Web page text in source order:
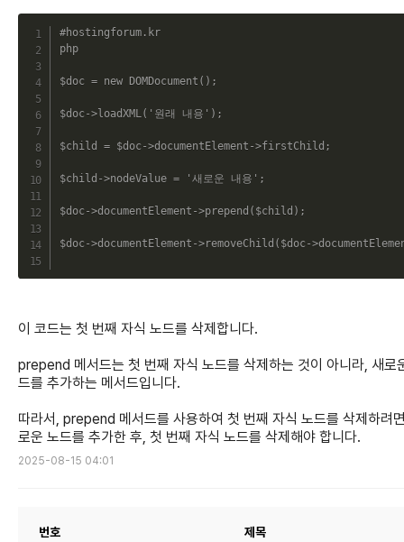
#hostingforum.kr
php
$doc = new DOMDocument ( ) ;
$doc->loadXML( '원래 내용' ) ;
$child = $doc->documentElement ->firstChild ;
$child ->nodeValue = '새로운 내용' ;
$doc->documentElement ->prepend ( $child ) ;
$doc->documentElement ->removeChild ( $doc->
이 코드는 첫 번째 자식 노드를 삭제합니다.
prepend 메서드는 첫 번째 자식 노드를 삭제하는 것이 아니라, 새로
드를 추가하는 메서드입니다.
따라서, prepend 메서드를 사용하여 첫 번째 자식 노드를 삭제하려
로운 노드를 추가한 후, 첫 번째 자식 노드를 삭제해야 합니다.
2025-08-15 04:01
번호 제목